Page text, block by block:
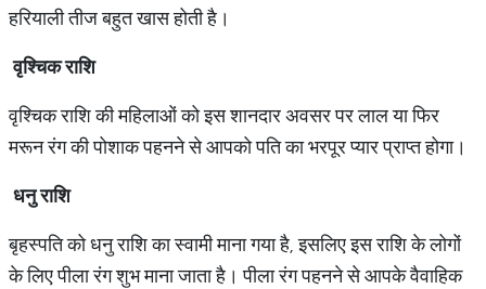
हरियाली तीज बहुत खास होती है।
वृश्चिक राशि
वृश्चिक राशि की महिलाओं को इस शानदार अवसर पर लाल या फिर
मरून रंग की पोशाक पहनने से आपको पति का भरपूर प्‍यार प्राप्‍त होगा।
धनु राशि
बृहस्पति को धनु राशि का स्वामी माना गया है, इसलिए इस राशि के लोगों
के लिए पीला रंग शुभ माना जाता है। पीला रंग पहनने से आपके वैवाहिक